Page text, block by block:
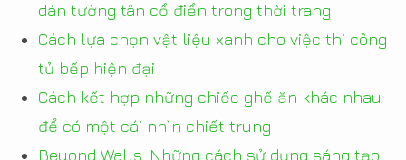
dán tường tân cổ điển trong thời trang
Cách lựa chọn vật liệu xanh cho việc thi công
tủ bếp hiện đại
Cách kết hợp những chiếc ghế ăn khác nhau
để có một cái nhìn chiết trung
Beyond Walls: Những cách sử dụng sáng tạo